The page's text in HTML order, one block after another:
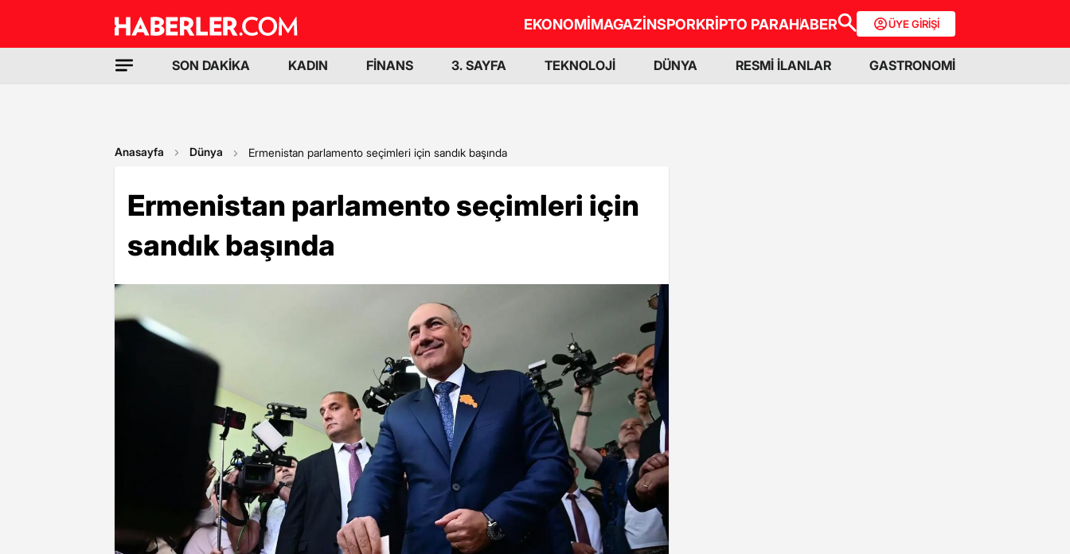
EKONOMİMAGAZİNSPORKRİPTO PARAHABER ÜYE GİRİŞİ
SON DAKİKA KADIN FİNANS 3. SAYFA TEKNOLOJİ DÜNYA RESMİ İLANLAR GASTRONOMİ
Anasayfa Dünya Ermenistan parlamento seçimleri için sandık başında
Ermenistan parlamento seçimleri için
sandık başında